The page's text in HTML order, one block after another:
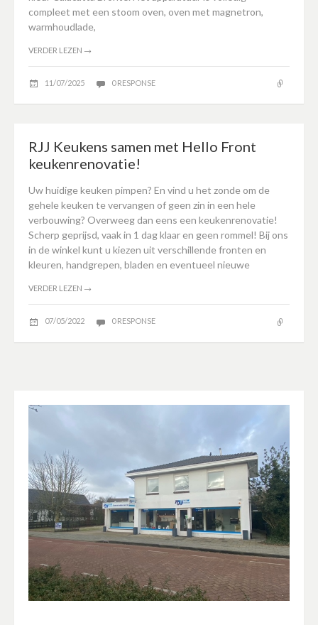
compleet met een stoom oven, oven met magnetron,
warmhoudlade,
VERDER LEZEN →
11/07/2025 0 RESPONSE
RJJ Keukens samen met Hello Front
keukenrenovatie!
Uw huidige keuken pimpen? En vind u het zonde om de
gehele keuken te vervangen of geen zin in een hele
verbouwing? Overweeg dan eens een keukenrenovatie!
Scherp geprijsd, vaak in 1 dag klaar en geen rommel! Bij ons
in de winkel kunt u kiezen uit verschillende fronten en
kleuren, handgrepen, bladen en eventueel nieuwe
VERDER LEZEN →
07/05/2022 0 RESPONSE